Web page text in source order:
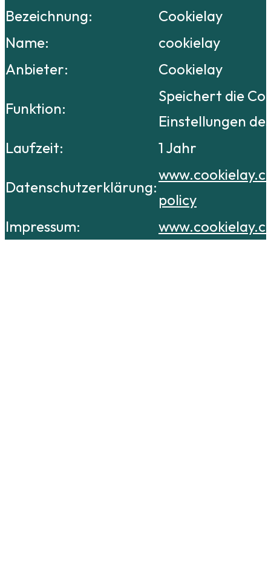
Bezeichnung:
Cookielay
Name:
cookielay
Anbieter:
Cookielay
Funktion:
Speichert die
Einstellungen
Laufzeit:
1 Jahr
Datenschutzerklärung:
policy
Impressum: